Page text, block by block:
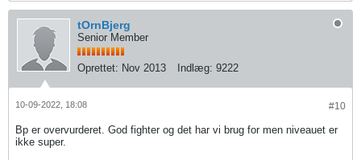
tOrnBjerg
Senior Member
Oprettet: Nov 2013 Indlæg: 9222
#10
10-09-2022, 18:08
Bp er overvurderet. God fighter og det har vi brug for men niveauet er
ikke super.